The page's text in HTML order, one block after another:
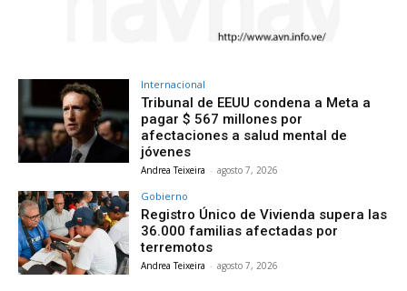
Internacional
Tribunal de EEUU condena a Meta a
pagar $ 567 millones por
afectaciones a salud mental de
jóvenes
Andrea Teixeira - agosto 7, 2026
Gobierno
Registro Único de Vivienda supera las
36.000 familias afectadas por
terremotos
Andrea Teixeira - agosto 7, 2026